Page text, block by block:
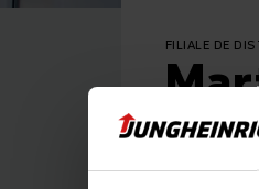
FILIALE DE